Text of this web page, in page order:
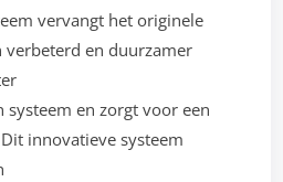
vervangt het originele
en duurzamer
systeem en zorgt voor een
innovatieve systeem